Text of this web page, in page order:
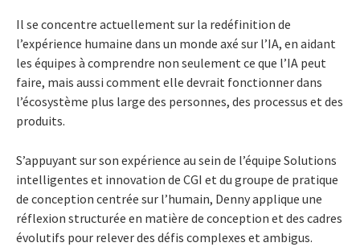
Il se concentre actuellement sur la redéfinition de
l’expérience humaine dans un monde axé sur l’IA, en aidant
les équipes à comprendre non seulement ce que l’IA peut
faire, mais aussi comment elle devrait fonctionner dans
l’écosystème plus large des personnes, des processus et des
produits.
S’appuyant sur son expérience au sein de l’équipe Solutions
intelligentes et innovation de CGI et du groupe de pratique
de conception centrée sur l’humain, Denny applique une
réflexion structurée en matière de conception et des cadres
évolutifs pour relever des défis complexes et ambigus.